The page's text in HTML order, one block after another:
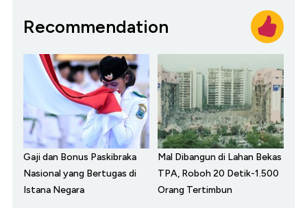
Recommendation
Gaji dan Bonus Paskibraka
Nasional yang Bertugas di
Istana Negara
Mal Dibangun di Lahan Bekas
TPA, Roboh 20 Detik-1.500
Orang Tertimbun